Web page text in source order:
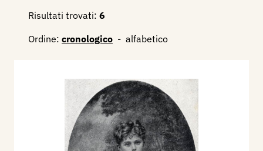
Risultati trovati: 6
Ordine: cronologico - alfabetico